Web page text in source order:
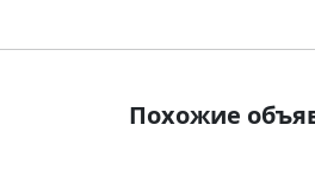
Похожие